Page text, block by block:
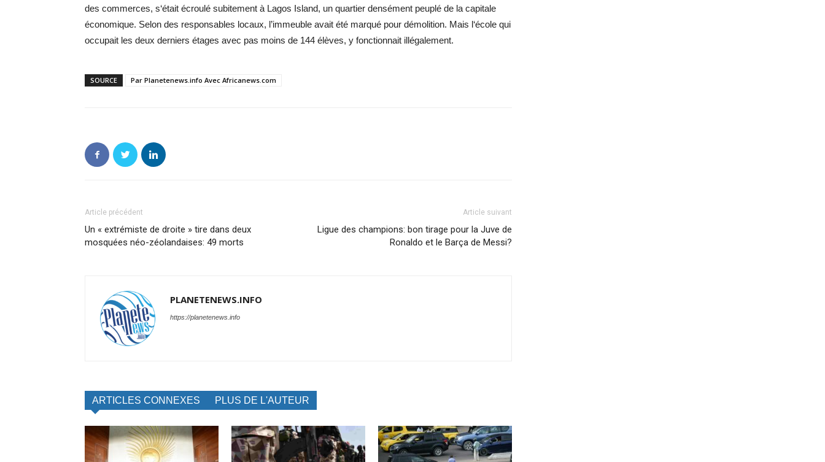
des commerces, s‘était écroulé subitement à Lagos Island, un quartier densément peuplé de la capitale
économique. Selon des responsables locaux, l’immeuble avait été marqué pour démolition. Mais l‘école qui
occupait les deux derniers étages avec pas moins de 144 élèves, y fonctionnait illégalement.
SOURCE Par Planetenews.info Avec Africanews.com
Article précédent
Un « extrémiste de droite » tire dans deux
mosquées néo-zéolandaises: 49 morts
Article suivant
Ligue des champions: bon tirage pour la Juve de
Ronaldo et le Barça de Messi?
PLANETENEWS.INFO
https://planetenews.info
ARTICLES CONNEXES PLUS DE L'AUTEUR